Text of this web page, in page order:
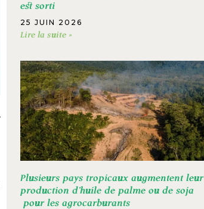
est sorti
25 JUIN 2026
Lire la suite »
Plusieurs pays tropicaux augmentent leur
production d’huile de palme ou de soja
pour les agrocarburants